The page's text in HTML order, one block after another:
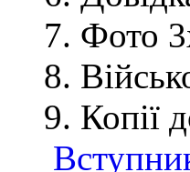
Фото
Копії